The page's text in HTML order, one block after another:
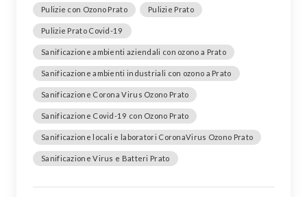
Pulizie con Ozono Prato Pulizie Prato
Pulizie Prato Covid-19
Sanificazione ambienti aziendali con ozono a Prato
Sanificazione ambienti industriali con ozono a Prato
Sanificazione Corona Virus Ozono Prato
Sanificazione Covid-19 con Ozono Prato
Sanificazione locali e laboratori CoronaVirus Ozono Prato
Sanificazione Virus e Batteri Prato